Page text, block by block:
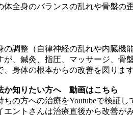
体全身のバランスの乱れや骨盤の
の調整（自律神経の乱れや内臓機
が、鍼灸、指圧、マッサージ、骨
、身体の根本からの改善を図ります
か知りたい方へ 動画はこちら
の方への治療をYoutubeで検証し
エントさんは治療直後から改善が